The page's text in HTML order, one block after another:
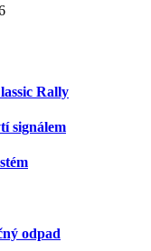
Rally
signálem
odpad